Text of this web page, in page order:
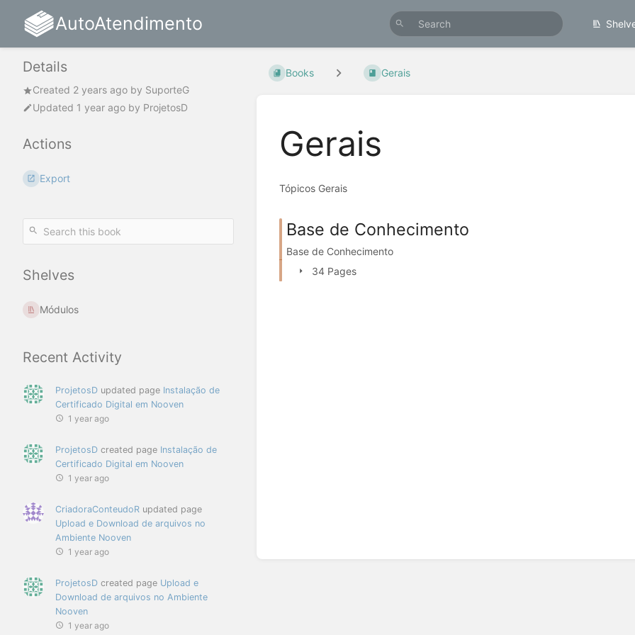
AutoAtendimento
Details
Created 2 years ago by SuporteG
Updated 1 year ago by ProjetosD
Actions
Export
Shelves
Módulos
Recent Activity
ProjetosD updated page Instalação de
Certificado Digital em Nooven
1 year ago
ProjetosD created page Instalação de
Certificado Digital em Nooven
1 year ago
CriadoraConteudoR updated page
Upload e Download de arquivos no
Ambiente Nooven
1 year ago
ProjetosD created page Upload e
Download de arquivos no Ambiente
Nooven
1 year ago
Books Gerais
Gerais
Tópicos Gerais
Base de Conhecimento
Base de Conhecimento
34 Pages